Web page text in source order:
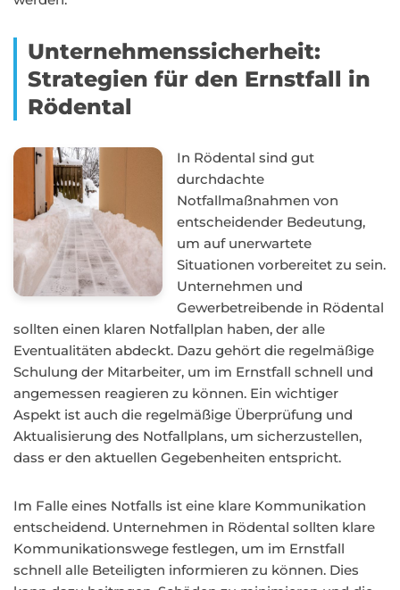
Unternehmenssicherheit:
Strategien für den Ernstfall in
Rödental
In Rödental sind gut
durchdachte
Notfallmaßnahmen von
entscheidender Bedeutung,
um auf unerwartete
Situationen vorbereitet zu sein.
Unternehmen und
Gewerbetreibende in Rödental
sollten einen klaren Notfallplan haben, der alle
Eventualitäten abdeckt. Dazu gehört die regelmäßige
Schulung der Mitarbeiter, um im Ernstfall schnell und
angemessen reagieren zu können. Ein wichtiger
Aspekt ist auch die regelmäßige Überprüfung und
Aktualisierung des Notfallplans, um sicherzustellen,
dass er den aktuellen Gegebenheiten entspricht.
Im Falle eines Notfalls ist eine klare Kommunikation
entscheidend. Unternehmen in Rödental sollten klare
Kommunikationswege festlegen, um im Ernstfall
schnell alle Beteiligten informieren zu können. Dies